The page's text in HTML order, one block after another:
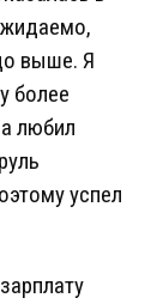
выше. Я
более
любил
успел